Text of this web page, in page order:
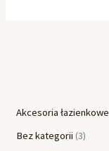
Akcesoria łazienkowe
Bez kategorii 3